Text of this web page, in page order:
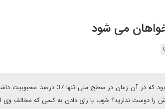
خواهان می شود
عامل اصلی در انتخابات 2006، عدم محبوبیت شدید
را دوست ندارید؟ خوب با رای دادن به کسی که مخالف وی